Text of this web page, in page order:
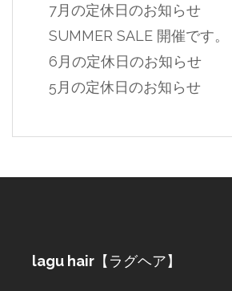
7月の定休日のお知らせ
SUMMER SALE 開催です。
6月の定休日のお知らせ
5月の定休日のお知らせ
lagu hair 【ラグヘア】